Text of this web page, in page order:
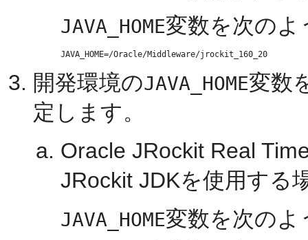
JAVA_HOME変数を次の
開発環境のJAVA_HOME変数
定します。
Oracle JRockit Real
JRockit JDKを使用する
JAVA_HOME変数を次の